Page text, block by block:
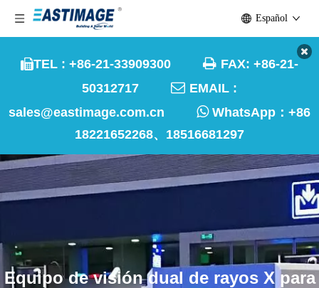
TEL : +86-21-33909300  FAX: +86-21-
50312717  EMAIL :
sales@eastimage.com.cn
WhatsApp： +86
18221652268、18516681297
Español
Equipo de visión dual de rayos X para